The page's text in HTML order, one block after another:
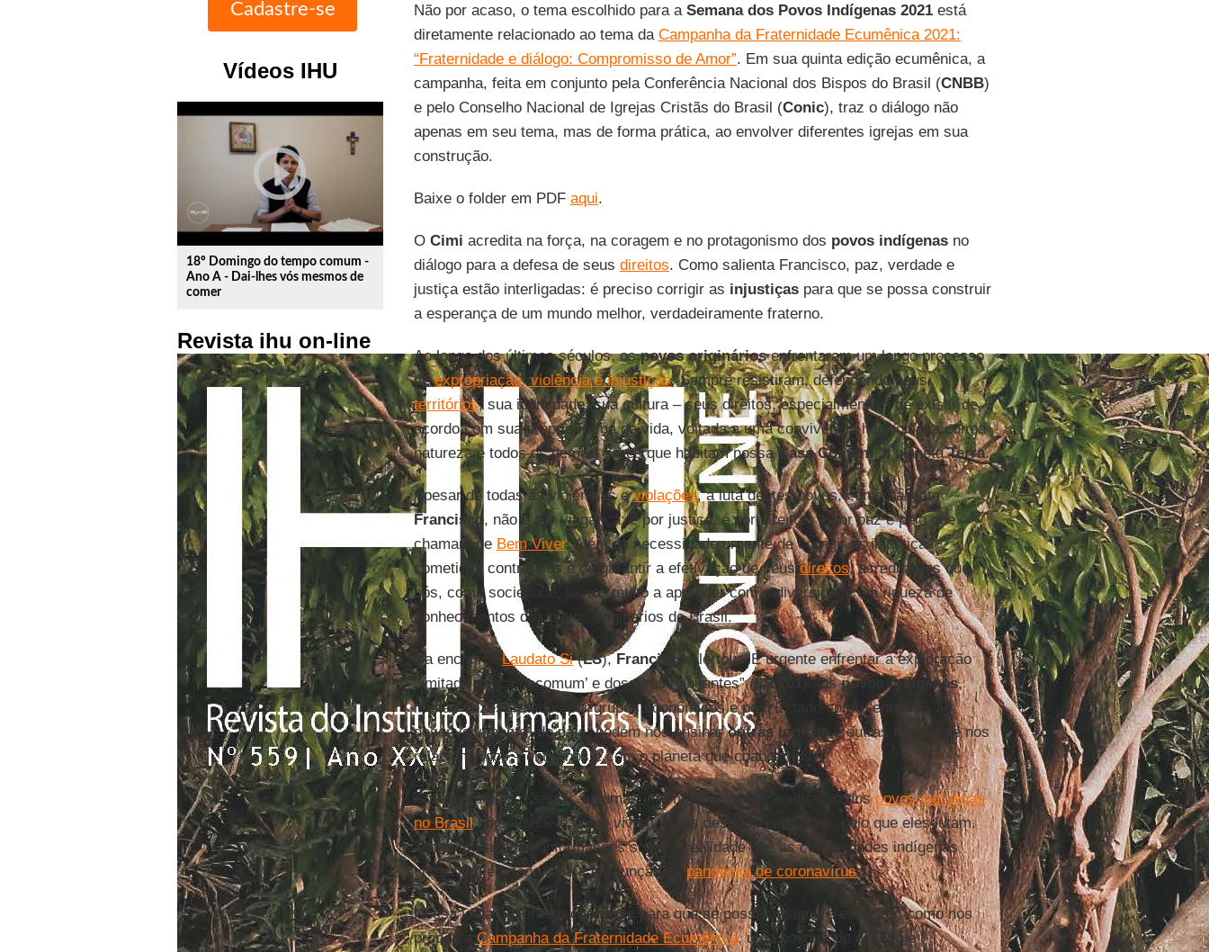
Vídeos IHU
play_circle_outline
18º Domingo do tempo comum -
Ano A - Dai-lhes vós mesmos de
comer
Revista ihu on-line
Não por acaso, o tema escolhido para a Semana dos Povos Indígenas 2021está
diretamente relacionado ao tema da Campanha da Fraternidade Ecumênica 2021:
“Fraternidade e diálogo: Compromisso de Amor”. Em sua quinta edição ecumênica, a
campanha, feita em conjunto pela Conferência Nacional dos Bispos do Brasil (CNBB)
e pelo Conselho Nacional de Igrejas Cristãs do Brasil (Conic), traz o diálogo não
apenas em seu tema, mas de forma prática, ao envolver diferentes igrejas em sua
construção.
Baixe o folder em PDF aqui.
O Cimi acredita na força, na coragem e no protagonismo dos povos indígenasno
diálogo para a defesa de seus direitos. Como salienta Francisco, paz, verdade e
justiça estão interligadas: é preciso corrigir as injustiçaspara que se possa construir
a esperança de um mundo melhor, verdadeiramente fraterno.
Ao longo dos últimos séculos, ospovos origináriosenfrentaram um longo processo
deexpropriação, violência e injustiças. Sempre resistiram, defendendo seus
territórios, sua identidade, sua cultura – seus direitos, especialmente o de existir de
acordo com sua própria forma de vida, voltada a uma convivência harmoniosa com a
natureza e todos os demais seres que habitam nossaCasa Comum, o planetaTerra.
Apesar de todas as violências eviolações, a luta destes povos, como salienta
Francisco, não é por vingança: é por justiça, é por direitos, é por paz e pelo que
chamam de Bem Viver. Além da necessidade urgente de corrigir as injustiças
cometidas contra eles e de garantir a efetivação de seusdireitos, acreditamos que
nós, como sociedade, temos muito a aprender com a diversidade e a riqueza de
conhecimentos dos povos originários do Brasil.
Na encíclicaLaudato Si(LS),Franciscoalertou: “É urgente enfrentar a exploração
ilimitada da ‘casa comum’ e dos seus habitantes” (LS 101). Ospovos indígenas,
muitas vezes tratados por grupos econômicos e pelo Estado como “entraves ao
desenvolvimento” do país, podem nos ensinaroutras lógicase outras formas de nos
relacionarmos – entre nós e com o planeta que coabitamos.
Apresentamos, a seguir, algumas informações sobre a situação dospovos indígenas
no Brasilhoje – onde e como vivem, quais desafios enfrentam, pelo que eles lutam.
Também trazemos informações sobre a realidade que as comunidades indígenas
vivenciam em todo o país em função da pandemia de coronavírus.
Nossa ideia é oferecer caminhos para que se possa assumir e exercitar, como nos
propõe a Campanha da Fraternidade Ecumênica, uma postura de diálogo e